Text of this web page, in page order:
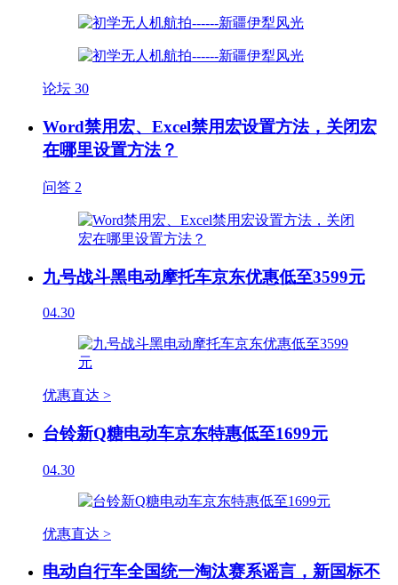
论坛 30
Word禁用宏、Excel禁用宏设置方法，关闭宏
在哪里设置方法？
问答 2
九号战斗黑电动摩托车京东优惠低至3599元
04.30
优惠直达 >
台铃新Q糖电动车京东特惠低至1699元
04.30
优惠直达 >
电动自行车全国统一淘汰赛系谣言，新国标不